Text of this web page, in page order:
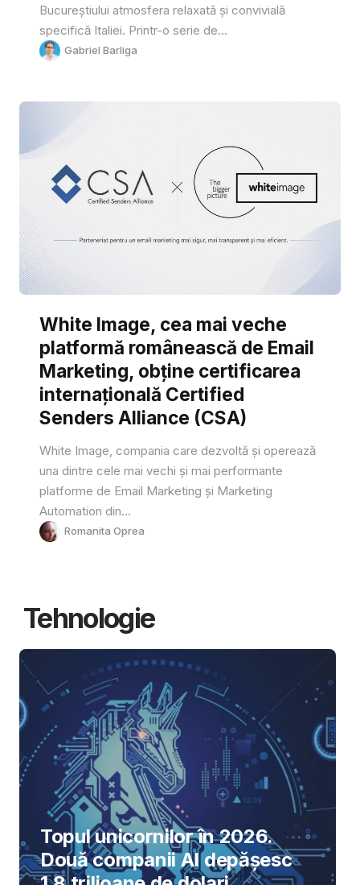
Bucureștiului atmosfera relaxată și convivială
specifică Italiei. Printr-o serie de...
Gabriel Barliga
White Image, cea mai veche
platformă românească de Email
Marketing, obține certificarea
internațională Certified
Senders Alliance (CSA)
White Image, compania care dezvoltă și operează
una dintre cele mai vechi și mai performante
platforme de Email Marketing și Marketing
Automation din...
Romanita Oprea
Tehnologie
Topul unicornilor în 2026.
Două companii AI depășesc